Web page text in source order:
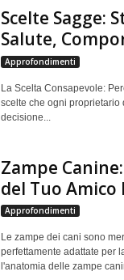
Scelte Sagge:
Salute,
Approfondimenti
La Scelta Consapevole:
scelte che ogni proprietario
decisione...
Zampe
del Tuo Amico
Approfondimenti
Le zampe dei cani sono
perfettamente adattate per
l'anatomia delle zampe